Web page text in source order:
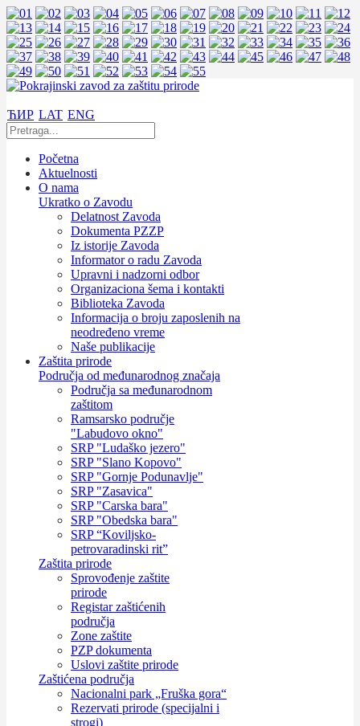
ЋИР LAT ENG
Početna
Aktuelnosti
O nama
Ukratko o Zavodu
Delatnost Zavoda
Dokumenta PZZP
Iz istorije Zavoda
Informator o radu Zavoda
Upravni i nadzorni odbor
Organizaciona šema i kontakti
Biblioteka Zavoda
Informacija o broju zaposlenih na
neodređeno vreme
Naše publikacije
Zaštita prirode
Područja od međunarodnog značaja
Područja sa međunarodnom
zaštitom
Ramsarsko područje
"Labudovo okno"
SRP "Ludaško jezero"
SRP "Slano Kopovo"
SRP "Gornje Podunavlje"
SRP "Zasavica"
SRP "Carska bara"
SRP "Obedska bara"
SRP “Koviljsko-
petrovaradinski rit”
Zaštita prirode
Sprovođenje zaštite
prirode
Registar zaštićenih
područja
Zone zaštite
PZP dokumenta
Uslovi zaštite prirode
Zaštićena područja
Nacionalni park „Fruška gora“
Rezervati prirode (specijalni i
strogi)